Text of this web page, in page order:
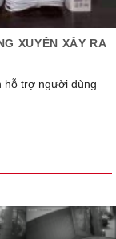
XUYÊN XẢY RA
hỗ trợ người dùng